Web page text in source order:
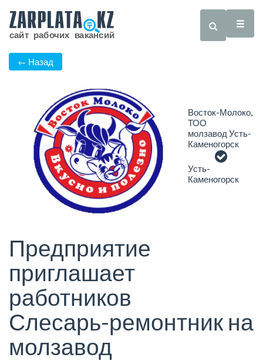
← Назад
Восток-Молоко,
ТОО
молзавод Усть-
Каменогорск
Усть-
Каменогорск
Предприятие
приглашает
работников
Слесарь-ремонтник на
молзавод